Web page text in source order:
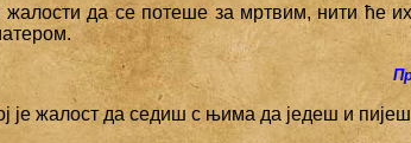
да се потеше за мртвим, нити ће
је жалост да седиш с њима да једеш и